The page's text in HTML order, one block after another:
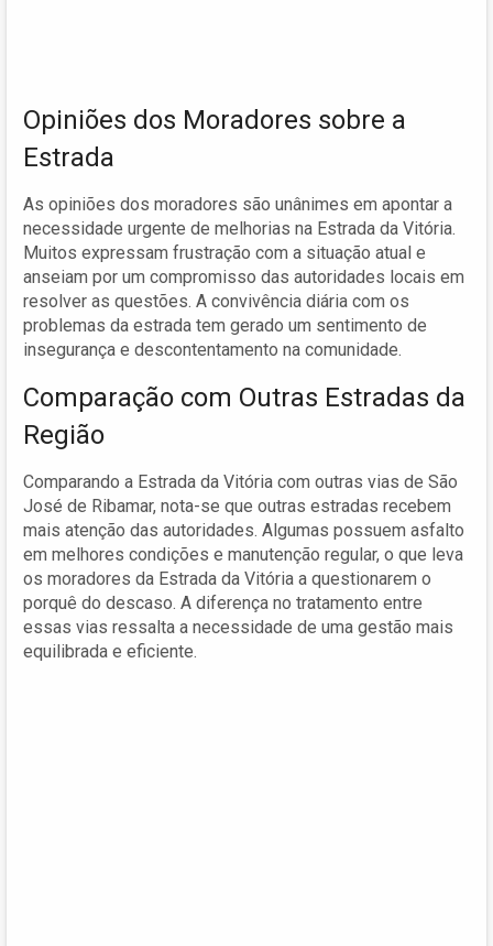
Opiniões dos Moradores sobre a
Estrada
As opiniões dos moradores são unânimes em apontar a
necessidade urgente de melhorias na Estrada da Vitória.
Muitos expressam frustração com a situação atual e
anseiam por um compromisso das autoridades locais em
resolver as questões. A convivência diária com os
problemas da estrada tem gerado um sentimento de
insegurança e descontentamento na comunidade.
Comparação com Outras Estradas da
Região
Comparando a Estrada da Vitória com outras vias de São
José de Ribamar, nota-se que outras estradas recebem
mais atenção das autoridades. Algumas possuem asfalto
em melhores condições e manutenção regular, o que leva
os moradores da Estrada da Vitória a questionarem o
porquê do descaso. A diferença no tratamento entre
essas vias ressalta a necessidade de uma gestão mais
equilibrada e eficiente.